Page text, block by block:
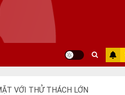
VỚI THỬ THÁCH LỚN